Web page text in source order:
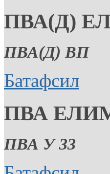
ПВА(Д)
ПВА(Д) ВП
Батафсил
ПВА
ПВА У 33